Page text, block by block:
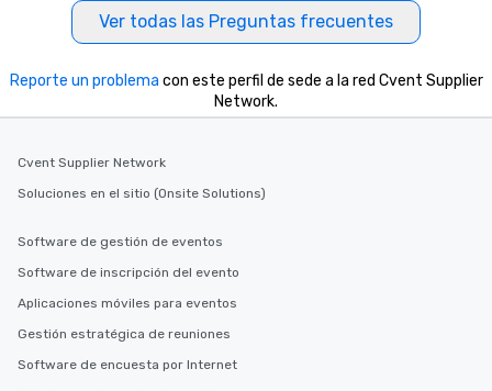
Ver todas las Preguntas frecuentes
Reporte un problema con este perfil de sede a la red Cvent Supplier
Network.
Cvent Supplier Network
Soluciones en el sitio (Onsite Solutions)
Software de gestión de eventos
Software de inscripción del evento
Aplicaciones móviles para eventos
Gestión estratégica de reuniones
Software de encuesta por Internet